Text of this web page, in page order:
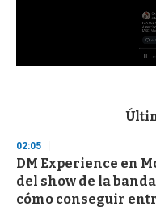
s
d
s
o
f
3
02:05
DM Experience en
del show de la
cómo conseguir